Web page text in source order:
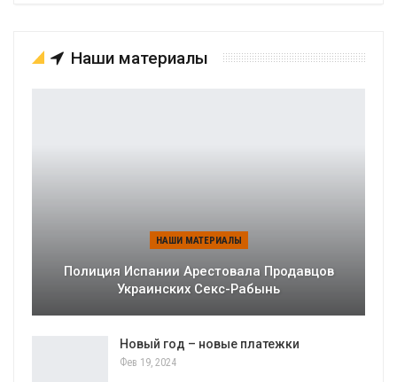
Наши материалы
НАШИ МАТЕРИАЛЫ
Полиция Испании Арестовала Продавцов
Украинских Секс-Рабынь
Новый год – новые платежки
Фев 19, 2024